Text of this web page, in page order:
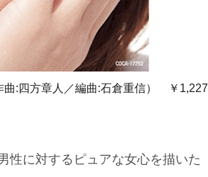
:四方章人／編曲:石倉重信） ￥1,227
性に対するピュアな女心を描いた